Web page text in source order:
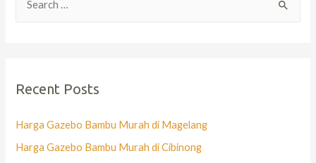
Recent Posts
Harga Gazebo Bambu Murah di Magelang
Harga Gazebo Bambu Murah di Cibinong